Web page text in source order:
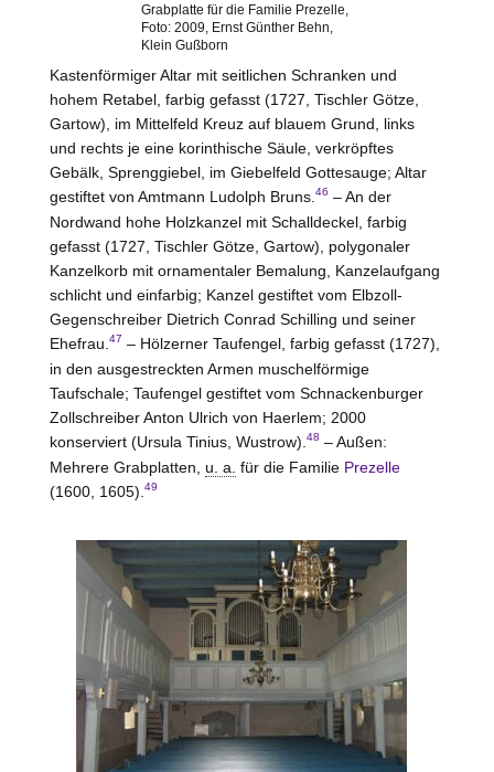
Grabplatte für die Familie Prezelle,
Foto: 2009, Ernst Günther Behn,
Klein Gußborn
Kastenförmiger Altar mit seitlichen Schranken und
hohem Retabel, farbig gefasst (1727, Tischler Götze,
Gartow), im Mittelfeld Kreuz auf blauem Grund, links
und rechts je eine korinthische Säule, verkröpftes
Gebälk, Sprenggiebel, im Giebelfeld Gottesauge; Altar
gestiftet von Amtmann Ludolph Bruns. 46 – An der
Nordwand hohe Holzkanzel mit Schalldeckel, farbig
gefasst (1727, Tischler Götze, Gartow), polygonaler
Kanzelkorb mit ornamentaler Bemalung, Kanzelaufgang
schlicht und einfarbig; Kanzel gestiftet vom Elbzoll-
Gegenschreiber Dietrich Conrad Schilling und seiner
Ehefrau. 47 – Hölzerner Taufengel, farbig gefasst (1727),
in den ausgestreckten Armen muschelförmige
Taufschale; Taufengel gestiftet vom Schnackenburger
Zollschreiber Anton Ulrich von Haerlem; 2000
konserviert (Ursula Tinius, Wustrow). 48 – Außen:
Mehrere Grabplatten, u. a. für die Familie Prezelle
(1600, 1605). 49